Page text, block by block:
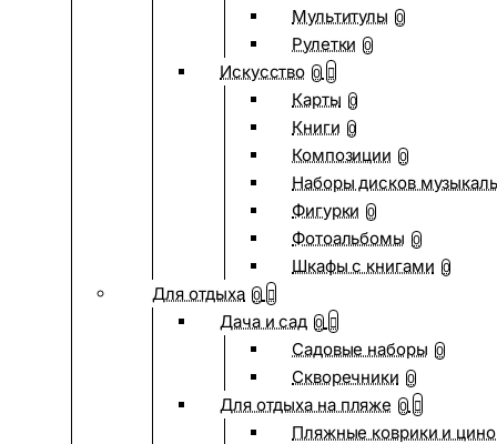
Мультитулы 0
Рулетки 0
Искусство 0
Карты 0
Книги 0
Композиции 0
Наборы дисков
Фигурки 0
Фотоальбомы 0
Шкафы с книгами 0
Для отдыха 0
Дача и сад 0
Садовые наборы 0
Скворечники 0
Для отдыха на пляже 0
Пляжные коврики и